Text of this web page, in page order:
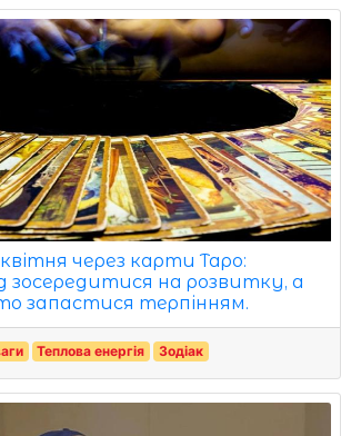
через карти Таро:
зосередитися на розвитку, а
запастися терпінням.
Теплова енергія Зодіак